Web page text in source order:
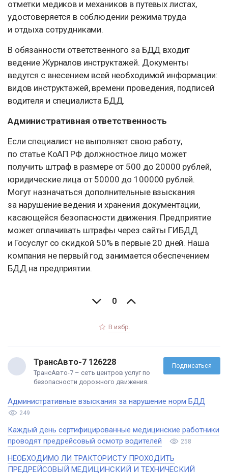
отметки медиков и механиков в путевых листах,
удостоверяется в соблюдении режима труда
и отдыха сотрудниками.
В обязанности ответственного за БДД входит
ведение Журналов инструктажей. Документы
ведутся с внесением всей необходимой информации:
видов инструктажей, времени проведения, подписей
водителя и специалиста БДД.
Административная ответственность
Если специалист не выполняет свою работу,
по статье КоАП РФ должностное лицо может
получить штраф в размере от 500 до 20000 рублей,
юридические лица от 50000 до 100000 рублей.
Могут назначаться дополнительные взыскания
за нарушение ведения и хранения документации,
касающейся безопасности движения. Предприятие
может оплачивать штрафы через сайты ГИБДД
и Госуслуг со скидкой 50% в первые 20 дней. Наша
компания не первый год занимается обеспечением
БДД на предприятии.
0
В избр.
Подписаться
ТрансАвто-7 126228
ТрансАвто-7 – сеть центров услуг по
безопасности дорожного движения.
Административные взыскания за нарушение норм БДД
249
Каждый день сертифицированные медицинские работники
проводят предрейсовый осмотр водителей
258
НЕОБХОДИМО ЛИ ТРАКТОРИСТУ ПРОХОДИТЬ
ПРЕДРЕЙСОВЫЙ МЕДИЦИНСКИЙ И ТЕХНИЧЕСКИЙ